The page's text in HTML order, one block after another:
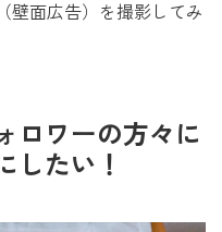
壁面広告）を撮影してみ
ロワーの方々に
したい！